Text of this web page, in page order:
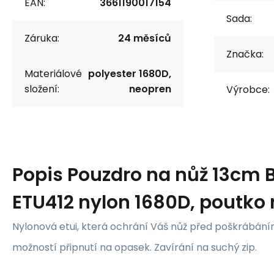
Záruka: 24 měsíců
Materiálové
složení:
polyester 1680D,
neopren
Sada:
Značka:
Výrobce:
Popis Pouzdro na nůž 13cm
ETU412 nylon 1680D,
Nylonová etui, která ochrání Váš nůž před
možností připnutí na opasek. Zavírání na suchý zip.